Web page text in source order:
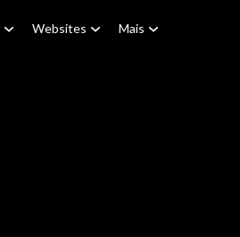
Websites Mais